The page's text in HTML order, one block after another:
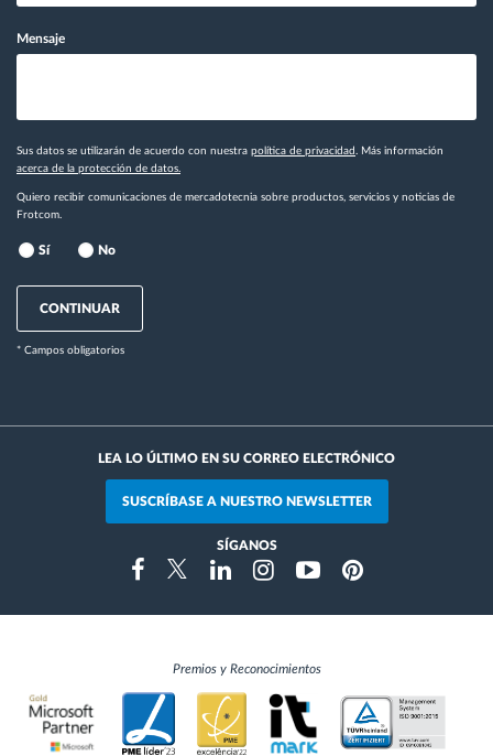
Mensaje
Sus datos se utilizarán de acuerdo con nuestra política de privacidad
. Más información
acerca de la protección de datos.
Quiero recibir comunicaciones de mercadotecnia sobre productos, servicios y noticias de
Frotcom.
Sí No
CONTINUAR
* Campos obligatorios
LEA LO ÚLTIMO EN SU CORREO ELECTRÓNICO
SUSCRÍBASE A NUESTRO NEWSLETTER
SÍGANOS
FacebookTwitterLinkedinInstragramYoutubePinterest
Premios y Reconocimientos